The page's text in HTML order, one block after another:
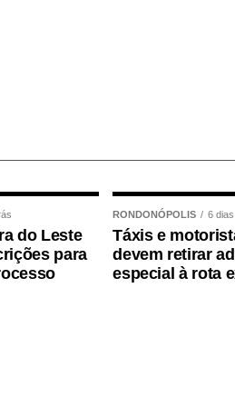
do Leste
para
RONDONÓPOLIS 6
Táxis e
devem retirar
especial à rota